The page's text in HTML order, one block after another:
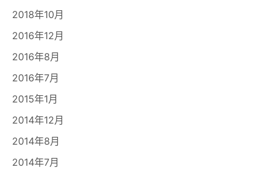
2018年10月
2016年12月
2016年8月
2016年7月
2015年1月
2014年12月
2014年8月
2014年7月